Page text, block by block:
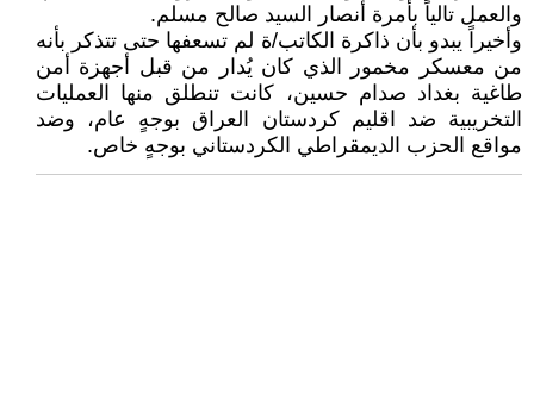
والعمل تالياً بأمرة أنصار السيد صالح مسلم.
وأخيراً يبدو بأن ذاكرة الكاتب/ة لم تسعفها حتى تتذكر بأنه
من معسكر مخمور الذي كان يُدار من قبل أجهزة أمن
طاغية بغداد صدام حسين، كانت تنطلق منها العمليات
التخريبية ضد اقليم كردستان العراق بوجهٍ عام، وضد
مواقع الحزب الديمقراطي الكردستاني بوجهٍ خاص.